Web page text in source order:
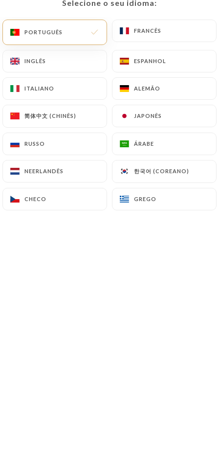
MENU
Selecione o seu idioma:
PORTUGUÊS FRANCÊS
INGLÊS ESPANHOL
ITALIANO ALEMÃO
简体中文 (CHINÊS) JAPONÊS
RUSSO ÁRABE
NEERLANDÊS 한국어 (COREANO)
CHECO GREGO
PÁGINA INICIAL
Shri Ganesh
Selecione o seu idioma:
PORTUGUÊS FRANCÊS
INGLÊS ESPANHOL
ITALIANO ALEMÃO
简体中文 (CHINÊS) JAPONÊS
RUSSO ÁRABE
NEERLANDÊS 한국어 (COREANO)
CHECO GREGO